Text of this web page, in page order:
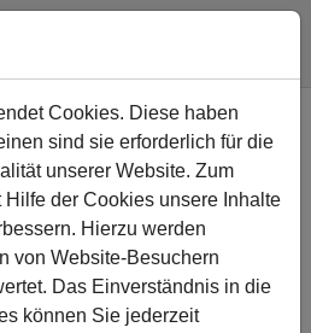
Cookies. Diese haben
sind sie erforderlich für die
unserer Website. Zum
der Cookies unsere Inhalte
Hierzu werden
von Website-Besuchern
Das Einverständnis in die
können Sie jederzeit